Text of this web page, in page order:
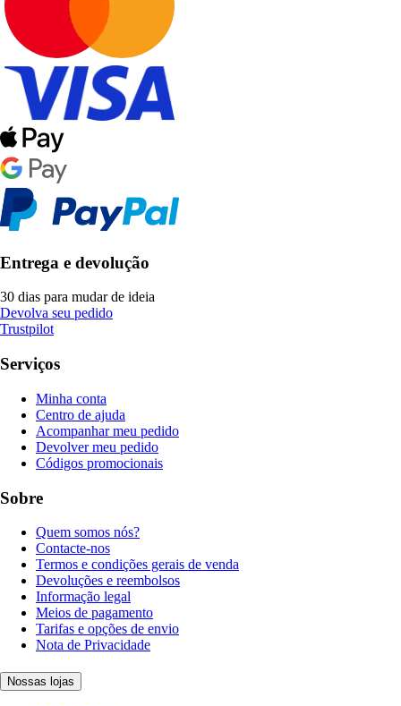
Entrega e devolução
30 dias para mudar de ideia
Devolva seu pedido
Trustpilot
Serviços
Minha conta
Centro de ajuda
Acompanhar meu pedido
Devolver meu pedido
Códigos promocionais
Sobre
Quem somos nós?
Contacte-nos
Termos e condições gerais de venda
Devoluções e reembolsos
Informação legal
Meios de pagamento
Tarifas e opções de envio
Nota de Privacidade
Nossas lojas